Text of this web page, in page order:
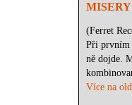
MISERY
(Ferret
Při prvním
ně dojde.
Více na